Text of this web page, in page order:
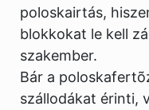
poloskairtás,
blokkokat le kell
szakember.
Bár a
szállodákat érinti,